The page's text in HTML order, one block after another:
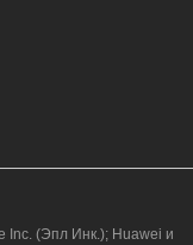
Inc. (Эпл Инк.); Huawei и